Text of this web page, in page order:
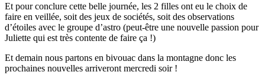
Et pour conclure cette belle journée, les 2 filles ont eu le choix de
faire en veillée, soit des jeux de sociétés, soit des observations
d’étoiles avec le groupe d’astro (peut-être une nouvelle passion pour
Juliette qui est très contente de faire ça !)
Et demain nous partons en bivouac dans la montagne donc les
prochaines nouvelles arriveront mercredi soir !